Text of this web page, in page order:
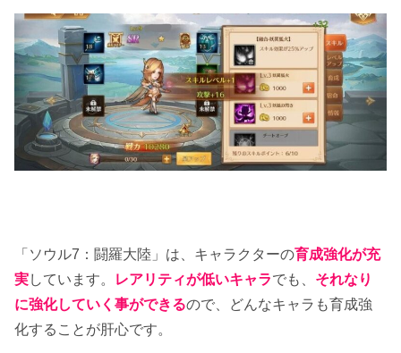
「ソウル7：闘羅大陸」は、キャラクターの育成強化が充
実しています。 レアリティが低いキャラでも、 それなり
に強化していく事ができるので、どんなキャラも育成強
化することが肝心です。